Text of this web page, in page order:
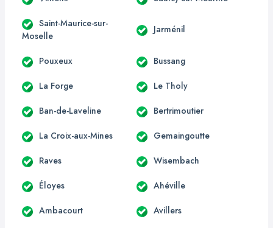
Saint-Maurice-sur-
Moselle
Jarménil
Pouxeux Bussang
La Forge Le Tholy
Ban-de-Laveline Bertrimoutier
La Croix-aux-Mines Gemaingoutte
Raves Wisembach
Éloyes Ahéville
Ambacourt Avillers